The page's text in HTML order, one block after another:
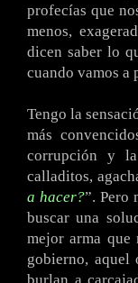
profecías que
menos,
dicen saber lo
cuando vamos a
Tengo la
más
corrupción y
calladitos,
a hacer?”. Pero
buscar una
mejor arma que
gobierno, aquel